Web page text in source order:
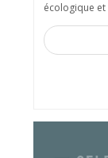
écologique